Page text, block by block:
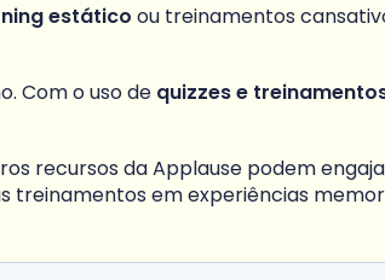
estático ou treinamentos
Com o uso de quizzes e
recursos da Applause podem
em experiências